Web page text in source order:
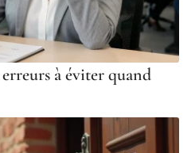
à éviter quand